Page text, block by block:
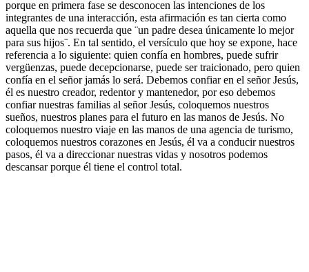
porque en primera fase se desconocen las intenciones de los
integrantes de una interacción, esta afirmación es tan cierta como
aquella que nos recuerda que ¨un padre desea únicamente lo mejor
para sus hijos¨. En tal sentido, el versículo que hoy se expone, hace
referencia a lo siguiente: quien confía en hombres, puede sufrir
vergüenzas, puede decepcionarse, puede ser traicionado, pero quien
confía en el señor jamás lo será. Debemos confiar en el señor Jesús,
él es nuestro creador, redentor y mantenedor, por eso debemos
confiar nuestras familias al señor Jesús, coloquemos nuestros
sueños, nuestros planes para el futuro en las manos de Jesús. No
coloquemos nuestro viaje en las manos de una agencia de turismo,
coloquemos nuestros corazones en Jesús, él va a conducir nuestros
pasos, él va a direccionar nuestras vidas y nosotros podemos
descansar porque él tiene el control total.